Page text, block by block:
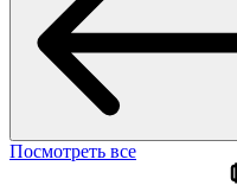
Посмотреть все